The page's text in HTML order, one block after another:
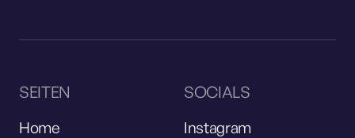
SEITEN
Home
SOCIALS
Instagram